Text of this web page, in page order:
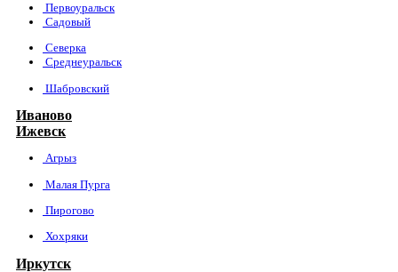
Первоуральск
Садовый
Северка
Среднеуральск
Шабровский
Иваново
Ижевск
Агрыз
Малая Пурга
Пирогово
Хохряки
Иркутск